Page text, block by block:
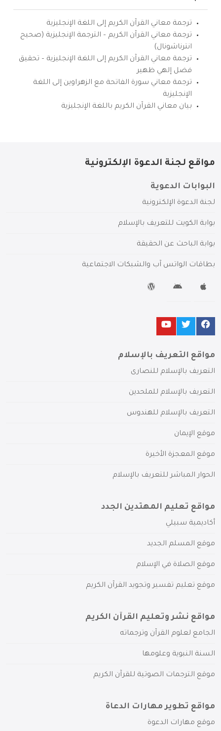
ترجمة معاني القرآن الكريم إلى اللغة الإنجليزية
ترجمة معاني القرآن الكريم – الترجمة الإنجليزية (صحيح
انترناشونال)
ترجمة معاني القرآن الكريم إلى اللغة الإنجليزية – تحقيق
فضل إلهي ظهير
ترجمة معاني سورة الفاتحة مع الزهراوين إلى اللغة
الإنجليزية
بيان معاني القرآن الكريم باللغة الإنجليزية
مواقع لجنة الدعوة الإلكترونية
البوابات الدعوية
لجنة الدعوة الإلكترونية
بوابة الكويت للتعريف بالإسلام
بوابة الباحث عن الحقيقة
بطاقات الواتس آب والشبكات الاجتماعية
مواقع التعريف بالإسلام
التعريف بالإسلام للنصارى
التعريف بالإسلام للملحدين
التعريف بالإسلام للهندوس
موقع الإيمان
موقع المعجزة الأخيرة
الحوار المباشر للتعريف بالإسلام
مواقع تعليم المهتدين الجدد
أكاديمية سبيلي
موقع المسلم الجديد
موقع الصلاة في الإسلام
موقع تعليم تفسير وتجويد القرآن الكريم
مواقع نشر وتعليم القرآن الكريم
الجامع لعلوم القرآن وترجماته
السنة النبوية وعلومها
موقع الترجمات الصوتية للقرآن الكريم
مواقع تطوير مهارات الدعاة
موقع مهارات الدعوة